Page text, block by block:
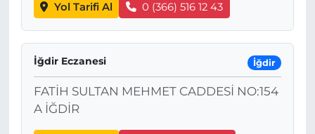
Yol Tarifi Al 0 (366) 516 12 43
İğdir Eczanesi İğdir
FATİH SULTAN MEHMET CADDESİ NO:154
A İĞDİR